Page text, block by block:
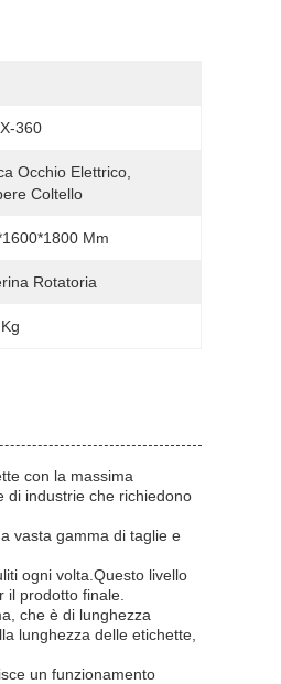
360
Occhio Elettrico,
Coltello
Mm
Rotatoria
con la massima
di industrie che richiedono
vasta gamma di taglie e
ogni volta.Questo livello
prodotto finale.
che è di lunghezza
lunghezza delle etichette,
un funzionamento